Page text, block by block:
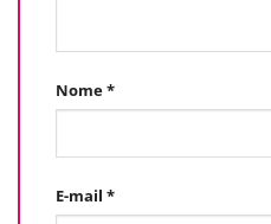
Nome*
E-mail *